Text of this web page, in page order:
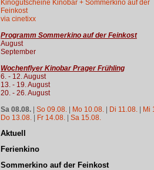
Kinogutscheine Kinobar + Sommerkino auf der
Feinkost
via cinetixx
Programm Sommerkino auf der Feinkost
August
September
Wochenflyer Kinobar Prager Frühling
6. - 12. August
13. - 19. August
20. - 26. August
Sa 08.08.| So 09.08. | Mo 10.08. | Di 11.08. | Mi
Do 13.08. | Fr 14.08. | Sa 15.08.
Aktuell
Ferienkino
Sommerkino auf der Feinkost